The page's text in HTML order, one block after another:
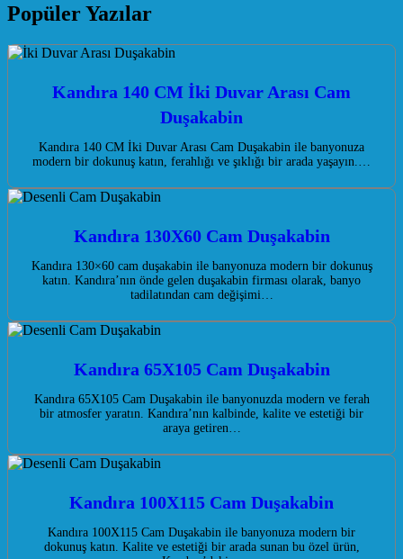
Popüler Yazılar
Kandıra 140 CM İki Duvar Arası Cam
Duşakabin
Kandıra 140 CM İki Duvar Arası Cam Duşakabin ile banyonuza
modern bir dokunuş katın, ferahlığı ve şıklığı bir arada yaşayın.…
Kandıra 130X60 Cam Duşakabin
Kandıra 130×60 cam duşakabin ile banyonuza modern bir dokunuş
katın. Kandıra’nın önde gelen duşakabin firması olarak, banyo
tadilatından cam değişimi…
Kandıra 65X105 Cam Duşakabin
Kandıra 65X105 Cam Duşakabin ile banyonuzda modern ve ferah
bir atmosfer yaratın. Kandıra’nın kalbinde, kalite ve estetiği bir
araya getiren…
Kandıra 100X115 Cam Duşakabin
Kandıra 100X115 Cam Duşakabin ile banyonuza modern bir
dokunuş katın. Kalite ve estetiği bir arada sunan bu özel ürün,